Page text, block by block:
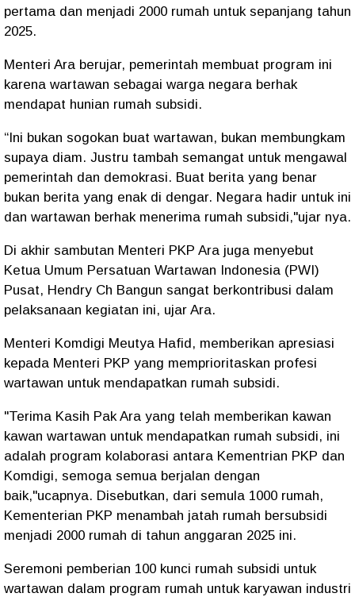
pertama dan menjadi 2000 rumah untuk sepanjang tahun
2025.
Menteri Ara berujar, pemerintah membuat program ini
karena wartawan sebagai warga negara berhak
mendapat hunian rumah subsidi.
“Ini bukan sogokan buat wartawan, bukan membungkam
supaya diam. Justru tambah semangat untuk mengawal
pemerintah dan demokrasi. Buat berita yang benar
bukan berita yang enak di dengar. Negara hadir untuk ini
dan wartawan berhak menerima rumah subsidi,"ujar nya.
Di akhir sambutan Menteri PKP Ara juga menyebut
Ketua Umum Persatuan Wartawan Indonesia (PWI)
Pusat, Hendry Ch Bangun sangat berkontribusi dalam
pelaksanaan kegiatan ini, ujar Ara.
Menteri Komdigi Meutya Hafid, memberikan apresiasi
kepada Menteri PKP yang memprioritaskan profesi
wartawan untuk mendapatkan rumah subsidi.
"Terima Kasih Pak Ara yang telah memberikan kawan
kawan wartawan untuk mendapatkan rumah subsidi, ini
adalah program kolaborasi antara Kementrian PKP dan
Komdigi, semoga semua berjalan dengan
baik,"ucapnya. Disebutkan, dari semula 1000 rumah,
Kementerian PKP menambah jatah rumah bersubsidi
menjadi 2000 rumah di tahun anggaran 2025 ini.
Seremoni pemberian 100 kunci rumah subsidi untuk
wartawan dalam program rumah untuk karyawan industri